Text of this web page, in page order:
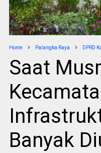
Home Palangka Raya DPRD
Saat
Banyak